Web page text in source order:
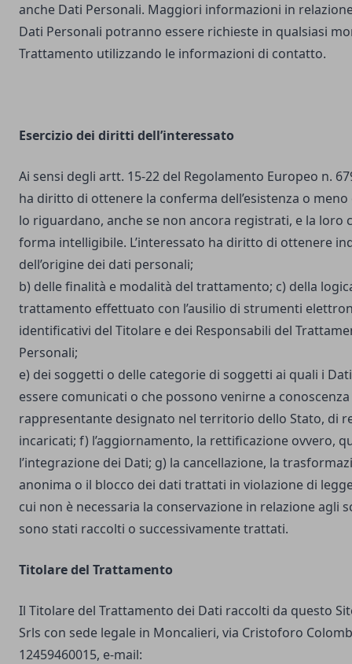
anche Dati Personali. Maggiori informazioni in
Dati Personali potranno essere richieste in qualsiasi
Trattamento utilizzando le informazioni di contatto.
Esercizio dei diritti dell’interessato
Ai sensi degli artt. 15-22 del Regolamento Europeo n.
ha diritto di ottenere la conferma dell’esistenza o
lo riguardano, anche se non ancora registrati, e la loro
forma intelligibile. L’interessato ha diritto di ottenere
dell’origine dei dati personali;
b) delle finalità e modalità del trattamento; c) della
trattamento effettuato con l’ausilio di strumenti
identificativi del Titolare e dei Responsabili del
Personali;
e) dei soggetti o delle categorie di soggetti ai quali i
essere comunicati o che possono venirne a
rappresentante designato nel territorio dello Stato, di
incaricati; f) l’aggiornamento, la rettificazione ovvero,
l’integrazione dei Dati; g) la cancellazione, la
anonima o il blocco dei dati trattati in violazione di
cui non è necessaria la conservazione in relazione agli
sono stati raccolti o successivamente trattati.
Titolare del Trattamento
Il Titolare del Trattamento dei Dati raccolti da questo
Srls con sede legale in Moncalieri, via Cristoforo
12459460015, e-mail: